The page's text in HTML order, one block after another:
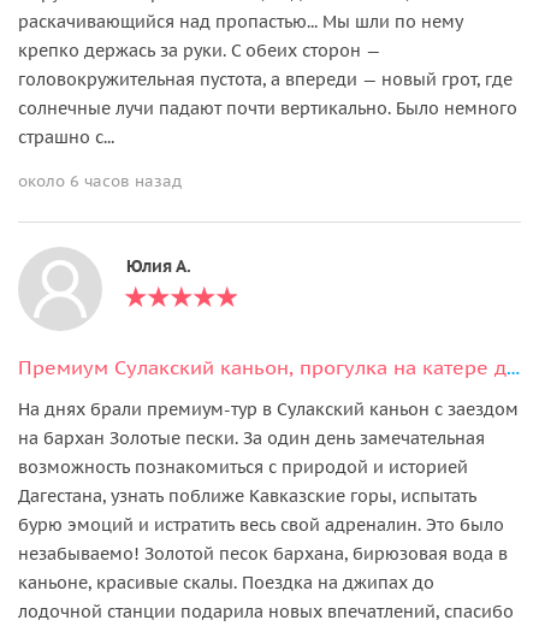
раскачивающийся над пропастью... Мы шли по нему
крепко держась за руки. С обеих сторон —
головокружительная пустота, а впереди — новый грот, где
солнечные лучи падают почти вертикально. Было немного
страшно с...
около 6 часов назад
Юлия А.
Премиум Сулакский каньон, прогулка на катере до плачущих водопадов и Нохъо
На днях брали премиум-тур в Сулакский каньон с заездом
на бархан Золотые пески. За один день замечательная
возможность познакомиться с природой и историей
Дагестана, узнать поближе Кавказские горы, испытать
бурю эмоций и истратить весь свой адреналин. Это было
незабываемо! Золотой песок бархана, бирюзовая вода в
каньоне, красивые скалы. Поездка на джипах до
лодочной станции подарила новых впечатлений, спасибо